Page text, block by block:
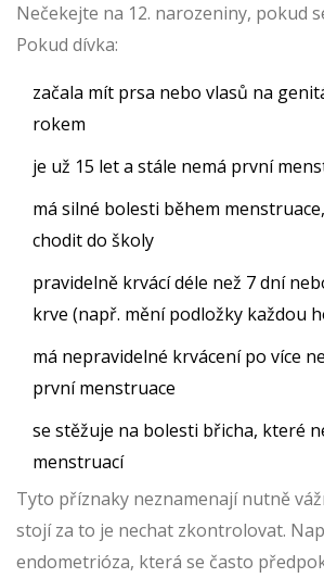
Nečekejte na 12. narozeniny, pokud
Pokud dívka:
začala mít prsa nebo vlasů na
rokem
je už 15 let a stále nemá první
má silné bolesti během
chodit do školy
pravidelně krvácí déle než 7 dní
krve (např. mění podložky každou
má nepravidelné krvácení po více
první menstruace
se stěžuje na bolesti břicha, které
menstruací
Tyto příznaky neznamenají nutně
stojí za to je nechat zkontrolovat.
endometrióza, která se často